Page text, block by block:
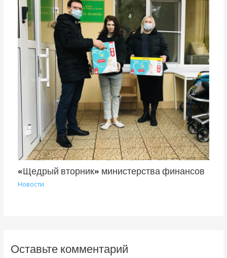
«Щедрый вторник» министерства финансов
Новости
Оставьте комментарий